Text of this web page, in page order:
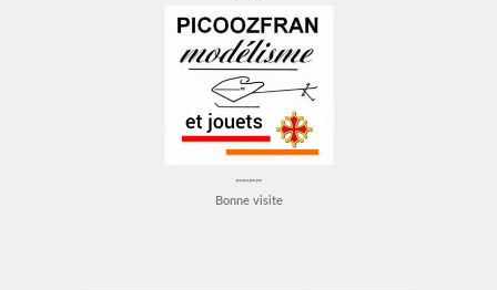
~~~~
Bonne visite